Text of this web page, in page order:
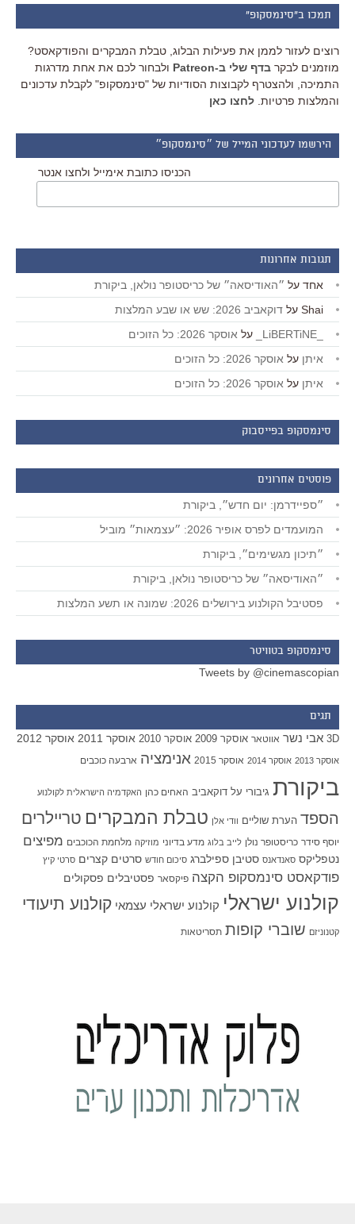
תמכו ב"סינמסקופ"
רוצים לעזור לממן את פעילות הבלוג, טבלת המבקרים והפודקאסט?
מוזמנים לבקר בדף שלי ב-Patreon
ולבחור לכם את אחת מדרגות
התמיכה, ולהצטרף לקבוצות הסודיות של "סינמסקופ" לקבלת עדכונים
והמלצות פרטיות. לחצו כאן
הירשמו לעדכוני המייל של ״סינמסקופ״
הכניסו כתובת אימייל ולחצו אנטר
תגובות אחרונות
אחד על ״האודיסאה״ של כריסטופר נולאן, ביקורת
Shai על דוקאביב 2026: שש או שבע המלצות
על אוסקר 2026: כל הזוכים
איתן על אוסקר 2026: כל הזוכים
איתן על אוסקר 2026: כל הזוכים
סינמסקופ בפייסבוק
פוסטים אחרונים
״ספיידרמן: יום חדש״, ביקורת
המועמדים לפרס אופיר 2026: ״עצמאות״ מוביל
״תיכון מגשימים״, ביקורת
״האודיסאה״ של כריסטופר נולאן, ביקורת
פסטיבל הקולנוע בירושלים 2026: שמונה או תשע המלצות
סינמסקופ בטוויטר
Tweets by @cinemascopian
תגים
3D אבי נשר אווטאר אוסקר 2009 אוסקר 2010 אוסקר 2011 אוסקר 2012
אוסקר 2013 אוסקר 2014 אוסקר 2015 אנימציה ארבעה כוכבים
ביקורת גיבורי על דוקאביב האחים כהן האקדמיה הישראלית לקולנוע
הספד הערת שוליים וודי אלן טבלת המבקרים טריילרים
יוסף סידר כריסטופר נולן לייב בלוג מדע בדיוני מוזיקה מלחמת הכוכבים מפיצים
נטפליקס סאנדאנס סטיבן ספילברג סיכום חודש סרטים קצרים סרטי קיץ
פודקאסט סינמסקופ הקצה פיקסאר פסטיבלים פסקולים
קולנוע ישראלי קולנוע ישראלי עצמאי קולנוע תיעודי
קטנוניזם שוברי קופות תסריטאות